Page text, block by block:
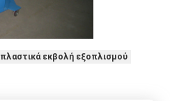
πλαστικά εκβολή εξοπλισμού